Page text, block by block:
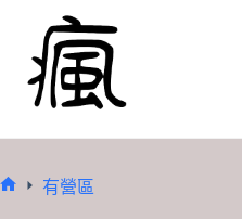
content
有營區